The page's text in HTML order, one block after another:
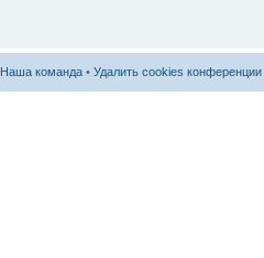
Наша команда • Удалить cookies конференции